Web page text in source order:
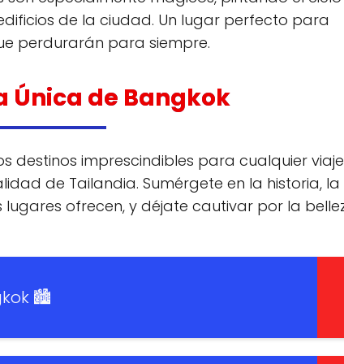
de la ciudad. Un lugar perfecto para
perdurarán para siempre.
Única de Bangkok
destinos imprescindibles para cualquier
de Tailandia. Sumérgete en la historia, la
ofrecen, y déjate cautivar por la
🏙️